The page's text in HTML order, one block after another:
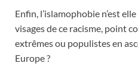
Enfin, l’islamophobie n’est
visages de ce racisme, point
extrêmes ou populistes en
Europe ?